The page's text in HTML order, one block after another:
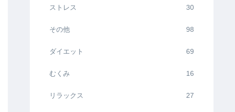
ストレス 30
その他 98
ダイエット 69
むくみ 16
リラックス 27